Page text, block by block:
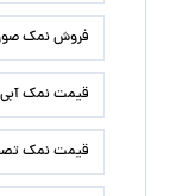
فروش نمک
قیمت نمک آبی
قیمت نمک